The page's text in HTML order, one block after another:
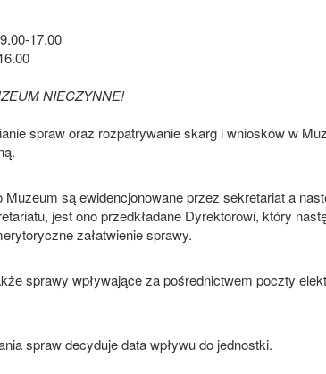
17.00
NIECZYNNE!
spraw oraz rozpatrywanie skarg i wniosków w
Muzeum są ewidencjonowane przez sekretariat a
jest ono przedkładane Dyrektorowi, który
załatwienie sprawy.
sprawy wpływające za pośrednictwem poczty
spraw decyduje data wpływu do jednostki.